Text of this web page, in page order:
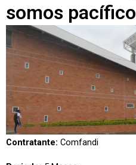
somos pacífico
Contratante: Comfandi